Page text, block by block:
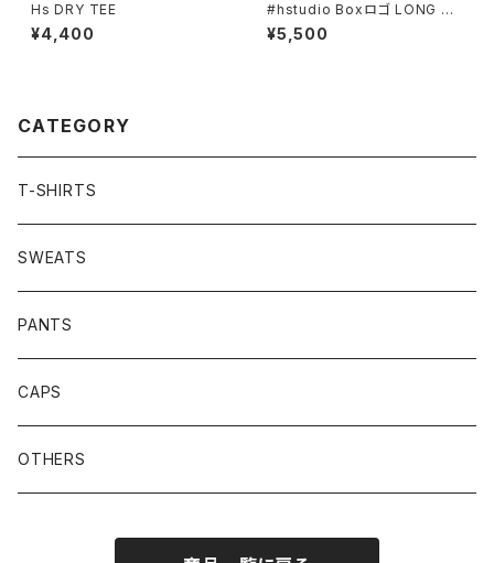
Hs DRY TEE
¥4,400
#hstudio Boxロゴ LONG SL
EEVE COTTON
¥5,500
CATEGORY
T-SHIRTS
SWEATS
PANTS
CAPS
OTHERS